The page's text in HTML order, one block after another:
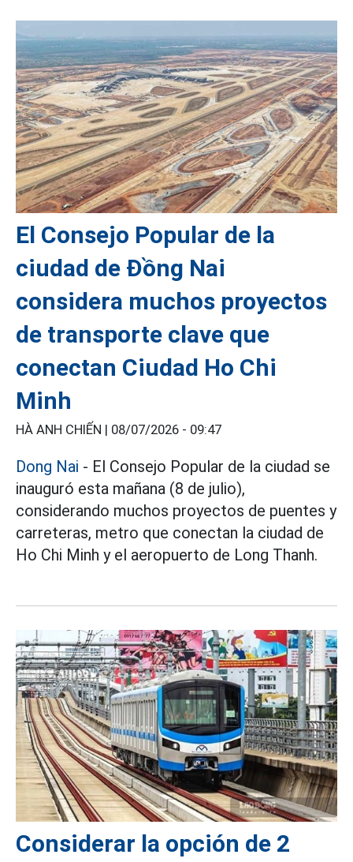
El Consejo Popular de la
ciudad de Đồng Nai
considera muchos proyectos
de transporte clave que
conectan Ciudad Ho Chi
Minh
HÀ ANH CHIẾN | 08/07/2026 - 09:47
Dong Nai - El Consejo Popular de la ciudad se
inauguró esta mañana (8 de julio),
considerando muchos proyectos de puentes y
carreteras, metro que conectan la ciudad de
Ho Chi Minh y el aeropuerto de Long Thanh.
Considerar la opción de 2